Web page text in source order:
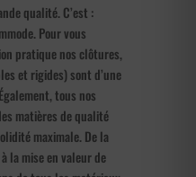
qualité. C’est :
Pour vous
pratique nos clôtures,
et rigides) sont d’une
tous nos
matières de qualité
maximale. De la
la mise en valeur de